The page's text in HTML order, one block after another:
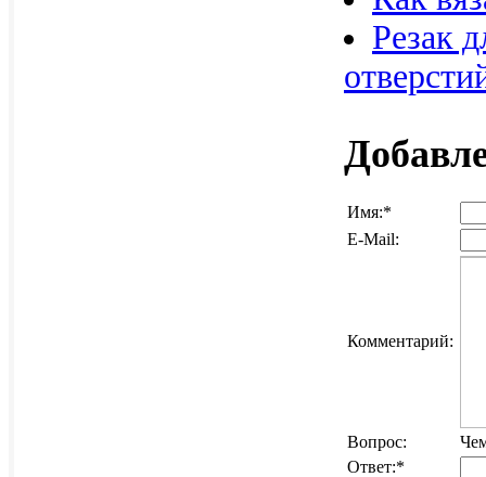
Резак
Имя:*
E-Mail:
Комментарий:
Вопрос:
Ответ:*